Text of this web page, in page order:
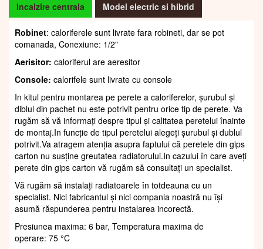
Incalzire centrala Model electric si hibrid
Robinet: caloriferele sunt livrate fara robineti, dar se pot
comanada, Conexiune: 1/2"
Aerisitor: caloriferul are aeresitor
Console: calorifele sunt livrate cu console
In kitul pentru montarea pe perete a caloriferelor, șurubul și
diblul din pachet nu este potrivit pentru orice tip de perete. Va
rugăm să vă informați despre tipul și calitatea peretelui înainte
de montaj.In funcție de tipul peretelui alegeți șurubul și dublul
potrivit.Va atragem atenția asupra faptului că peretele din gips
carton nu susține greutatea radiatorului.In cazului în care aveți
perete din gips carton vă rugăm să consultați un specialist.
Vă rugăm să instalați radiatoarele în totdeauna cu un
specialist. Nici fabricantul și nici compania noastră nu își
asumă răspunderea pentru instalarea incorectă.
Presiunea maxima: 6 bar, Temperatura maxima de
operare: 75 °C